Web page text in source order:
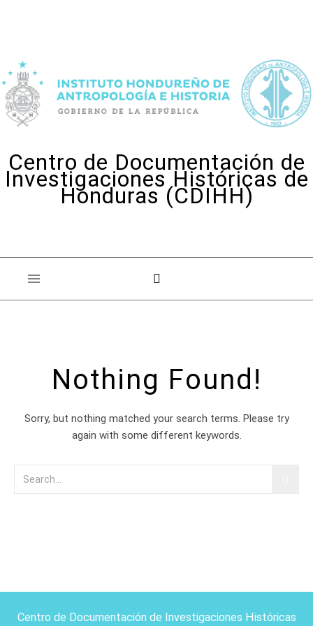
Centro de Documentación de
Investigaciones Históricas de
Honduras (CDIHH)
Nothing Found!
Sorry, but nothing matched your search terms. Please try
again with some different keywords.
Centro de Documentación de Investigaciones Históricas